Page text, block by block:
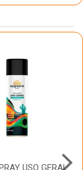
USO GERAL